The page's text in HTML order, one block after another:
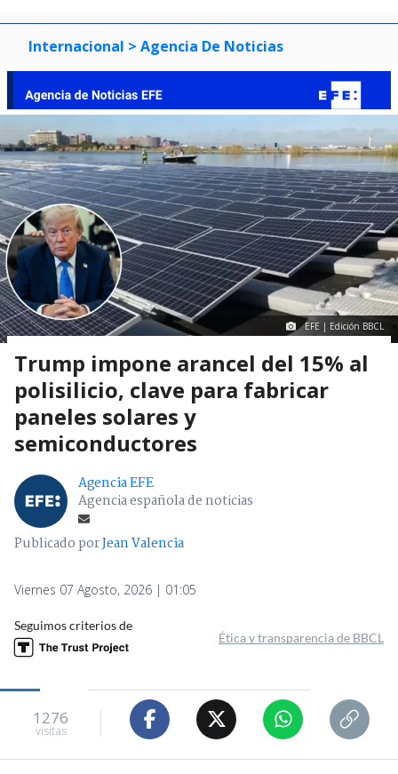
Internacional > Agencia De Noticias
EFE | Edición BBCL
Trump impone arancel del 15% al
polisilicio, clave para fabricar
paneles solares y
semiconductores
Agencia EFE
Agencia española de noticias
Publicado porJean Valencia
Viernes 07 Agosto, 2026 | 01:05
Seguimos criterios de
Ética y transparencia de BBCL
1276
visitas